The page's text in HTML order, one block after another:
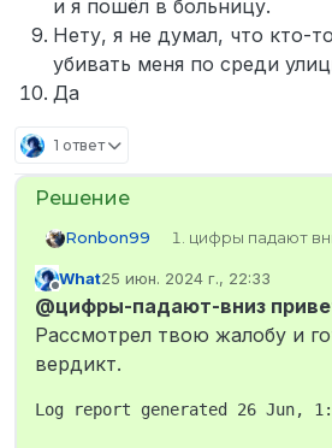
и я пошёл в больницу.
Нету, я не думал, что кто-
убивать меня по среди
Да
1 ответ
Ronbon99
цифры падают
Ronbon99#8304
Слава Бурбон
гейм, второго
У первого нет, у
неизвестно
Не в сети
What25 июн. 2024 г., 22:33
отредактировано
@цифры-падают-вниз
Рассмотрел твою жалобу и
вердикт.
Log report generated 26 Jun,